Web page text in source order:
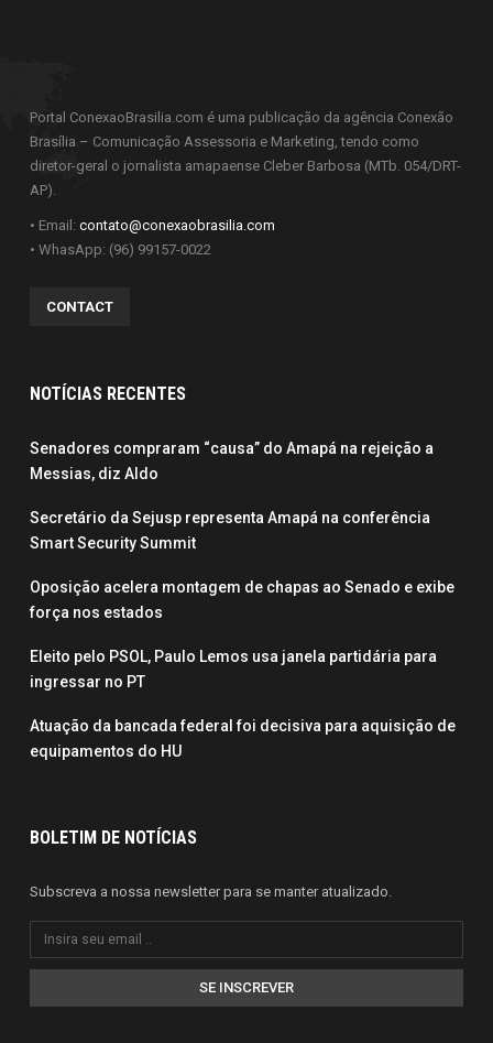
Portal ConexaoBrasilia.com é uma publicação da agência Conexão
Brasília – Comunicação Assessoria e Marketing, tendo como
diretor-geral o jornalista amapaense Cleber Barbosa (MTb. 054/DRT-
AP).
• Email: contato@conexaobrasilia.com
• WhasApp: (96) 99157-0022
CONTACT
NOTÍCIAS RECENTES
Senadores compraram “causa” do Amapá na rejeição a
Messias, diz Aldo
Secretário da Sejusp representa Amapá na conferência
Smart Security Summit
Oposição acelera montagem de chapas ao Senado e exibe
força nos estados
Eleito pelo PSOL, Paulo Lemos usa janela partidária para
ingressar no PT
Atuação da bancada federal foi decisiva para aquisição de
equipamentos do HU
BOLETIM DE NOTÍCIAS
Subscreva a nossa newsletter para se manter atualizado.
SE INSCREVER